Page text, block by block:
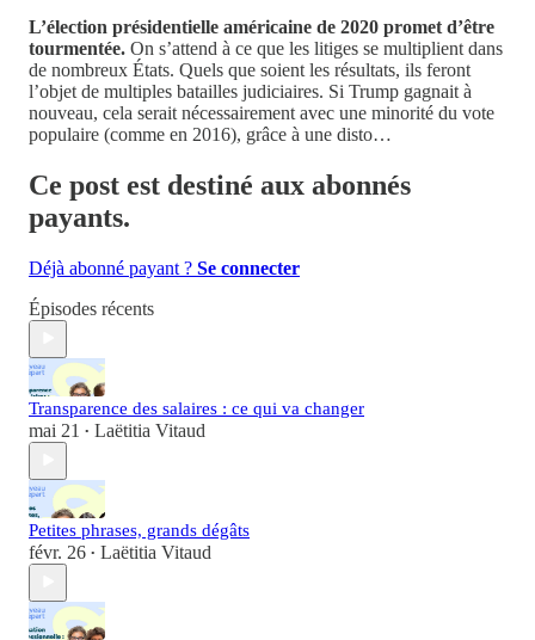
L’élection présidentielle américaine de 2020 promet d’être
tourmentée. On s’attend à ce que les litiges se multiplient dans
de nombreux États. Quels que soient les résultats, ils feront
l’objet de multiples batailles judiciaires. Si Trump gagnait à
nouveau, cela serait nécessairement avec une minorité du vote
populaire (comme en 2016), grâce à une disto…
Ce post est destiné aux abonnés
payants.
Déjà abonné payant ? Se connecter
Épisodes récents
Transparence des salaires : ce qui va changer
mai 21 • Laëtitia Vitaud
Petites phrases, grands dégâts
févr. 26 • Laëtitia Vitaud